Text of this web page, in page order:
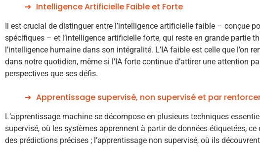
Intelligence Artificielle Faible et Forte
Il est crucial de distinguer entre l’intelligence artificielle faible – conçue
spécifiques – et l’intelligence artificielle forte, qui reste en grande partie
l’intelligence humaine dans son intégralité. L’IA faible est celle que l’on
dans notre quotidien, même si l’IA forte continue d’attirer une attention
perspectives que ses défis.
Apprentissage supervisé, non supervisé et par
L’apprentissage machine se décompose en plusieurs techniques
supervisé, où les systèmes apprennent à partir de données étiquetées,
des prédictions précises ; l’apprentissage non supervisé, où ils